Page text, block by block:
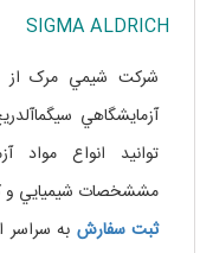
SIGMA ALDRICH
شرکت شيمي مرک از
آزمايشگاهي
توانيد انواع مواد
مششخصات شيميايي و
ثبت سفارش به سراسر